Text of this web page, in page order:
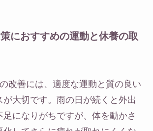
におすすめの運動と休養の取
改善には、適度な運動と質の良い
が大切です。雨の日が続くと外出
足になりがちですが、体を動かさ